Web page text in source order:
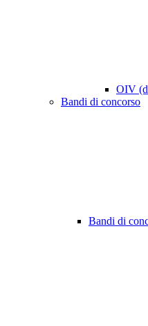
OIV
Bandi di concorso
Bandi di